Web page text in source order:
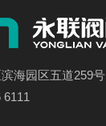
海园区五道259号